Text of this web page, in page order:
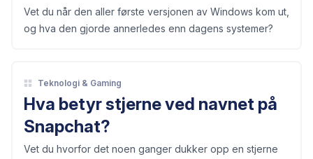
Vet du når den aller første versjonen av Windows kom ut,
og hva den gjorde annerledes enn dagens systemer?
Teknologi & Gaming
Hva betyr stjerne ved navnet på
Snapchat?
Vet du hvorfor det noen ganger dukker opp en stjerne